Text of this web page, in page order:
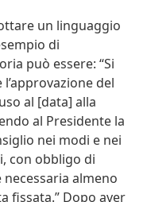
un linguaggio
di
può essere: “Si
del
al [data] alla
al Presidente la
nei modi e nei
con obbligo di
almeno
fissata.” Dopo aver